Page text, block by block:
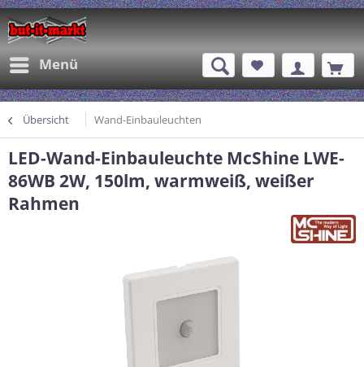
Menü
Übersicht Wand-Einbauleuchten
LED-Wand-Einbauleuchte McShine LWE-
86WB 2W, 150lm, warmweiß, weißer
Rahmen